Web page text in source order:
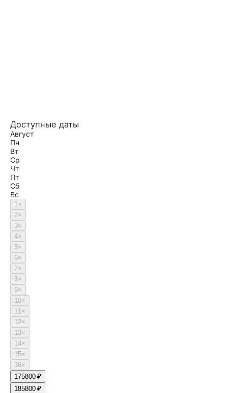
Доступные даты
Август
Пн
Вт
Ср
Чт
Пт
Сб
Вс
1×
2×
3×
4×
5×
6×
7×
8×
9×
10×
11×
12×
13×
14×
15×
16×
175800 ₽
185800 ₽